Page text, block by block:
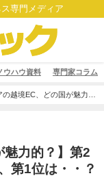
専門メディア
ウハウ資料 専門家コラム
の越境EC、どの国が魅力
魅力的？】第2
第1位は・・？